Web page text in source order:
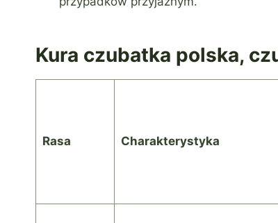
Kura czubatka polska,
Rasa Charakterystyka